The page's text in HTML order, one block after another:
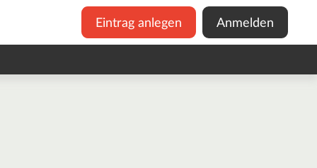
Eintrag anlegen Anmelden